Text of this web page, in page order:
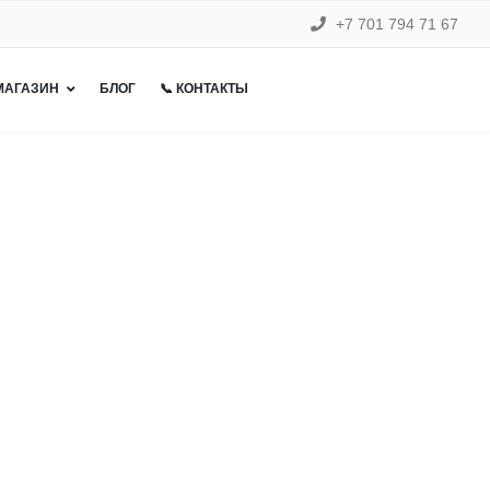
+7 701 794 71 67
БЛОГ 📞 КОНТАКТЫ